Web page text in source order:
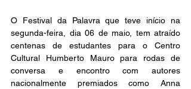
O Festival da Palavra que teve início na
segunda-feira, dia 06 de maio, tem atraído
centenas de estudantes para o Centro
Cultural Humberto Mauro para rodas de
conversa e encontro com autores
nacionalmente premiados como Anna